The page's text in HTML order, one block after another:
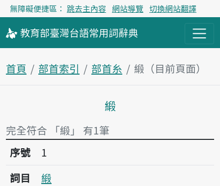
無障礙便捷區： 跳去主內容 網站導覽 切換網站翻譯
教育部臺灣台語常用詞辭典
首頁 部首索引 部首糸 緞（目前頁面）
主內容區塊
緞
完全符合 「緞」 有1筆
序號1緞
序號
1
詞目
緞